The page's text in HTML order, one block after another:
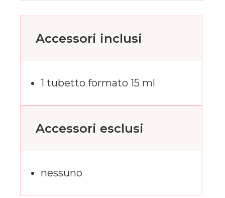
Accessori inclusi
1 tubetto formato 15 ml
Accessori esclusi
nessuno